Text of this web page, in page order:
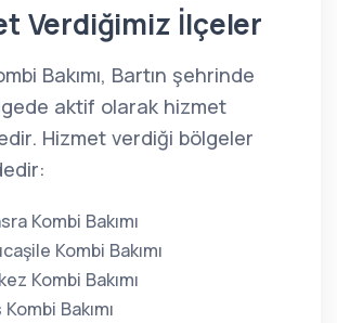
Verdiğimiz İlçeler
Bakımı, Bartın şehrinde
aktif olarak hizmet
Hizmet verdiği bölgeler
Kombi Bakımı
Kombi Bakımı
Kombi Bakımı
Bakımı